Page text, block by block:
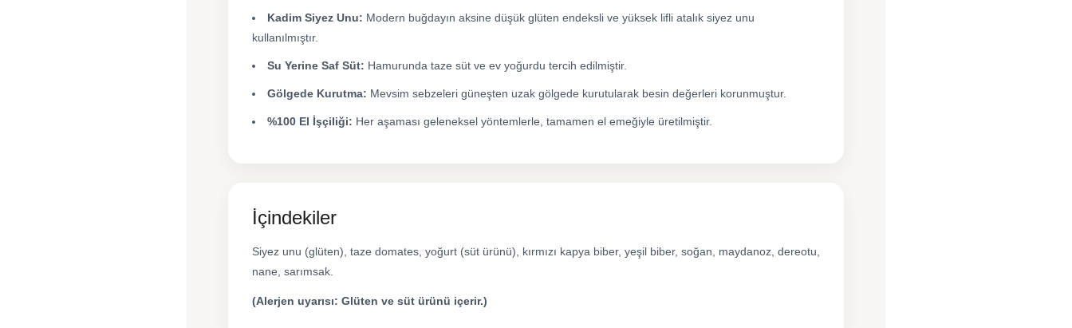
Kadim Siyez Unu: Modern buğdayın aksine düşük glüten endeksli ve yüksek lifli atalık siyez unu
kullanılmıştır.
Su Yerine Saf Süt: Hamurunda taze süt ve ev yoğurdu tercih edilmiştir.
Gölgede Kurutma: Mevsim sebzeleri güneşten uzak gölgede kurutularak besin değerleri korunmuştur.
%100 El İşçiliği: Her aşaması geleneksel yöntemlerle, tamamen el emeğiyle üretilmiştir.
İçindekiler
Siyez unu (glüten), taze domates, yoğurt (süt ürünü), kırmızı kapya biber, yeşil biber, soğan, maydanoz, dereotu,
nane, sarımsak.
(Alerjen uyarısı: Glüten ve süt ürünü içerir.)